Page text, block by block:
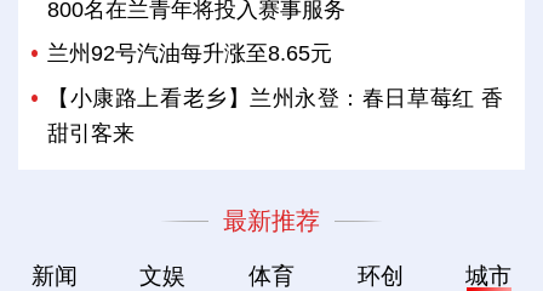
800名在兰青年将投入赛事服务
兰州92号汽油每升涨至8.65元
【小康路上看老乡】兰州永登：春日草莓红 香
甜引客来
最新推荐
新闻 文娱 体育 环创 城市